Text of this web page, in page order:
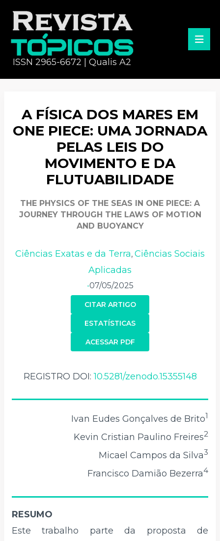
ISSN 2965-6672 | Qualis A2
A FÍSICA DOS MARES EM
ONE PIECE: UMA JORNADA
PELAS LEIS DO
MOVIMENTO E DA
FLUTUABILIDADE
THE PHYSICS OF THE SEAS IN ONE PIECE: A
JOURNEY THROUGH THE LAWS OF MOTION
AND BUOYANCY
Ciências Exatas e da Terra, Ciências Sociais
Aplicadas
•07/05/2025
CITAR ARTIGO
ACESSAR PDF
ESTATÍSTICAS
REGISTRO DOI:10.5281/zenodo.15355148
Ivan Eudes Gonçalves de Brito1
Kevin Cristian Paulino Freires2
Micael Campos da Silva3
Francisco Damião Bezerra4
RESUMO
Este trabalho parte da proposta de